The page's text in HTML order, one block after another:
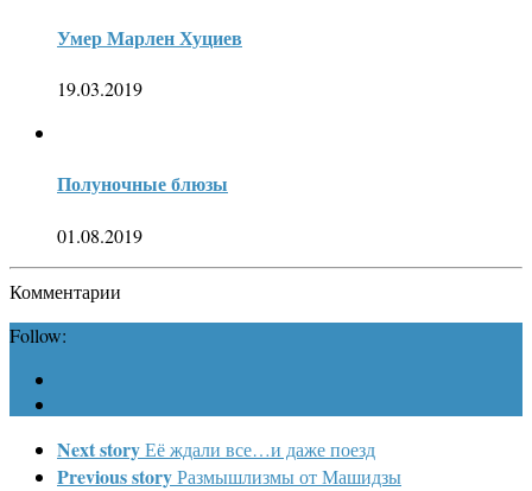
Умер Марлен Хуциев
19.03.2019
Полуночные блюзы
01.08.2019
Комментарии
Follow:
Next storyЕё ждали все…и даже поезд
Previous storyРазмышлизмы от Машидзы